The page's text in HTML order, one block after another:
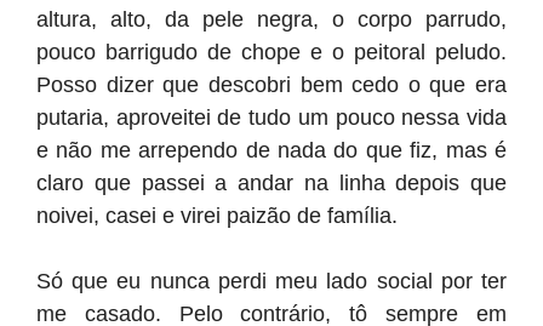
altura, alto, da pele negra, o corpo parrudo,
pouco barrigudo de chope e o peitoral peludo.
Posso dizer que descobri bem cedo o que era
putaria, aproveitei de tudo um pouco nessa vida
e não me arrependo de nada do que fiz, mas é
claro que passei a andar na linha depois que
noivei, casei e virei paizão de família.
Só que eu nunca perdi meu lado social por ter
me casado. Pelo contrário, tô sempre em